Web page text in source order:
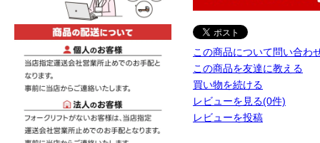
この商品について問い合わ
この商品を友達に教える
買い物を続ける
レビューを見る(0件)
レビューを投稿